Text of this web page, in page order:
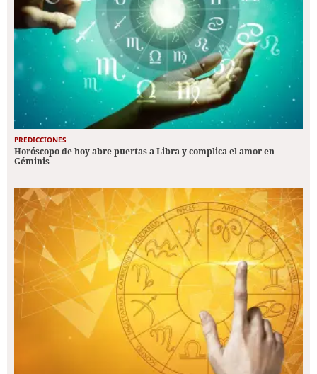
PREDICCIONES
Horóscopo de hoy abre puertas a Libra y complica el amor en
Géminis